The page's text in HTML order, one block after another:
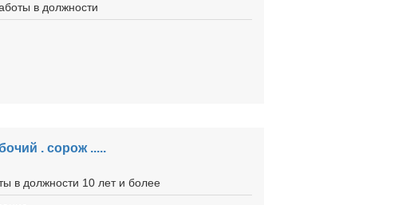
в должности
. сорож .....
в должности 10 лет и более